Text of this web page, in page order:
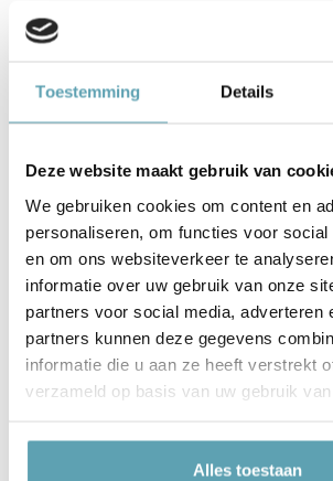
Toestemming Details
Deze website maakt gebruik van
We gebruiken cookies om content en
personaliseren, om functies voor social
en om ons websiteverkeer te
informatie over uw gebruik van onze
partners voor social media, adverteren
partners kunnen deze gegevens
informatie die u aan ze heeft verstrekt
verzameld op basis van uw gebruik
Alles toestaan
Keuze uit verschillende
Bij onze geboortevlaggen heb je
gevelstok: 100cm bij 70cm en
echt vlaggenstof. Dit betekent
beetje doorschijnen en daardoor
wapperen in de wind. Je kunt
geboortevlag ‘Ooievaar’ uit 3
Blauw
Lichtoranje
Groen